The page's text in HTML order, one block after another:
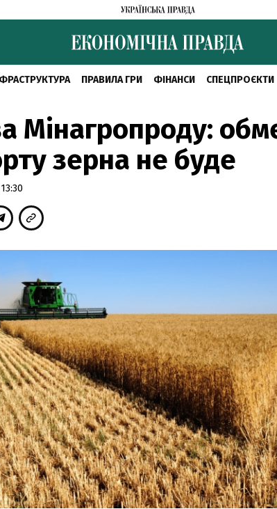
ПРАВИЛА ГРИ ФІНАНСИ СПЕЦПРОЄКТИ
Мінагропроду:
зерна не буде